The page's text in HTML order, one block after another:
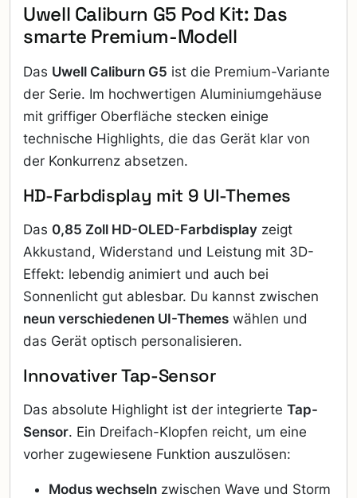
Uwell Caliburn G5 Pod Kit: Das
smarte Premium-Modell
Das Uwell Caliburn G5 ist die Premium-Variante
der Serie. Im hochwertigen Aluminiumgehäuse
mit griffiger Oberfläche stecken einige
technische Highlights, die das Gerät klar von
der Konkurrenz absetzen.
HD-Farbdisplay mit 9 UI-Themes
Das 0,85 Zoll HD-OLED-Farbdisplay zeigt
Akkustand, Widerstand und Leistung mit 3D-
Effekt: lebendig animiert und auch bei
Sonnenlicht gut ablesbar. Du kannst zwischen
neun verschiedenen UI-Themes wählen und
das Gerät optisch personalisieren.
Innovativer Tap-Sensor
Das absolute Highlight ist der integrierte Tap-
Sensor. Ein Dreifach-Klopfen reicht, um eine
vorher zugewiesene Funktion auszulösen:
Modus wechseln zwischen Wave und Storm